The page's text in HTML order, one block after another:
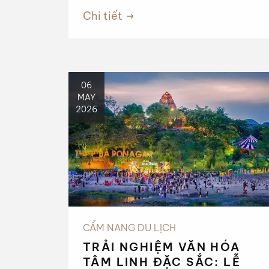
xanh cát trắng, mà năm nay còn là
Chi tiết
06
MAY
2026
CẨM NANG DU LỊCH
TRẢI NGHIỆM VĂN HÓA
TÂM LINH ĐẶC SẮC: LỄ